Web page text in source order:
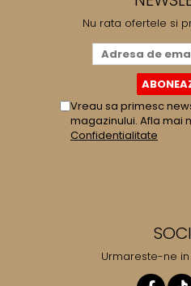
Nu rata ofertele si
Vreau sa primesc
magazinului. Afla mai
Confidentialitate
Urmareste-ne